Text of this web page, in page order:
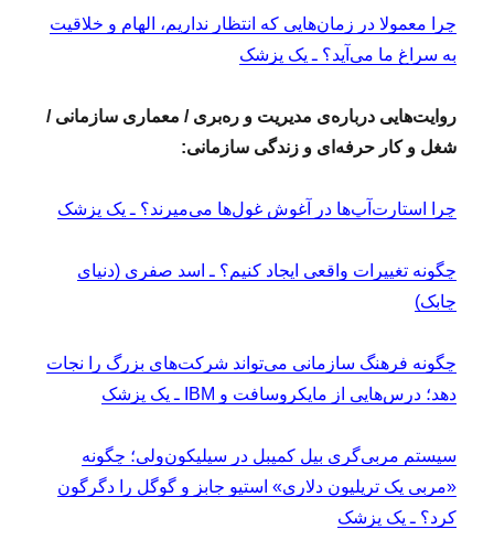
چرا معمولا در زمان‌هایی که انتظار نداریم، الهام و خلاقیت
به سراغ ما می‌آید؟ ـ یک پزشک
روایت‌هایی درباره‌ی مدیریت و ره‌بری / معماری سازمانی /
شغل و کار حرفه‌ای و زندگی سازمانی:
چرا استارت‌آپ‌ها در آغوش غول‌ها می‌میرند؟ ـ یک پزشک
چگونه تغییرات واقعی ایجاد کنیم؟ ـ اسد صفری (دنیای
چابک)
چگونه فرهنگ سازمانی می‌تواند شرکت‌های بزرگ را نجات
دهد؛ درس‌هایی از مایکروسافت و IBM ـ یک پزشک
سیستم مربی‌گری بیل کمپبل در سیلیکون‌ولی؛ چگونه
«مربی یک تریلیون دلاری» استیو جابز و گوگل را دگرگون
کرد؟ ـ یک پزشک